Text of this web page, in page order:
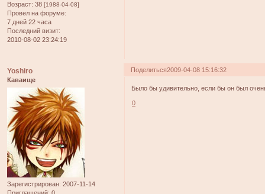
Возраст: 38 [1988-04-08]
Провел на форуме:
7 дней 22 часа
Последний визит:
2010-08-02 23:24:19
Поделиться2009-04-08 15:16:32
Yoshiro
Каваище
Зарегистрирован: 2007-11-14
Приглашений: 0
Было бы удивительно, если бы он был
0